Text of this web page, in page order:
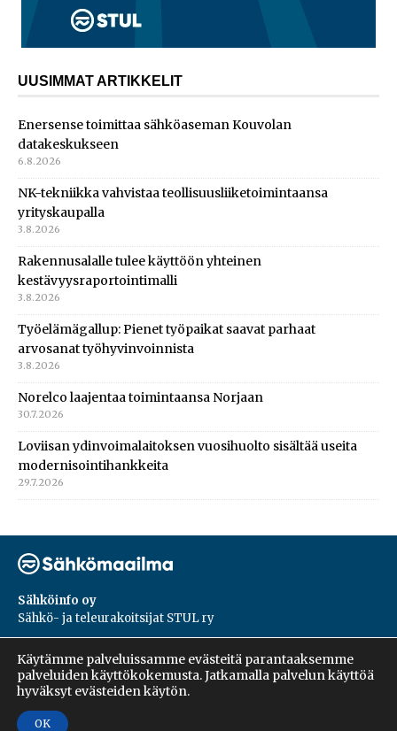
UUSIMMAT ARTIKKELIT
Enersense toimittaa sähköaseman Kouvolan
datakeskukseen
6.8.2026
NK-tekniikka vahvistaa teollisuusliiketoimintaansa
yrityskaupalla
3.8.2026
Rakennusalalle tulee käyttöön yhteinen
kestävyysraportointimalli
3.8.2026
Työelämägallup: Pienet työpaikat saavat parhaat
arvosanat työhyvinvoinnista
3.8.2026
Norelco laajentaa toimintaansa Norjaan
30.7.2026
Loviisan ydinvoimalaitoksen vuosihuolto sisältää useita
modernisointihankkeita
29.7.2026
Sähköinfo oy
Sähkö- ja teleurakoitsijat STUL ry
PL 55, 02601, Espoo
Harakantie 18 B
09 5476 1422
Käytämme palveluissamme evästeitä parantaaksemme
palveluiden käyttökokemusta. Jatkamalla palvelun käyttöä
hyväksyt evästeiden käytön.
OK